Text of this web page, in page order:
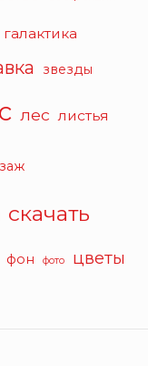
галактика
звезды
лес листья
скачать
фон фото цветы